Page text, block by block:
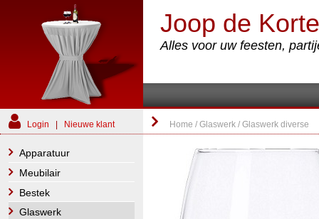
Joop de
Alles voor uw feesten,
Login Nieuwe klant Home /Glaswerk /Glaswerk diverse
Apparatuur
Meubilair
Bestek
Glaswerk